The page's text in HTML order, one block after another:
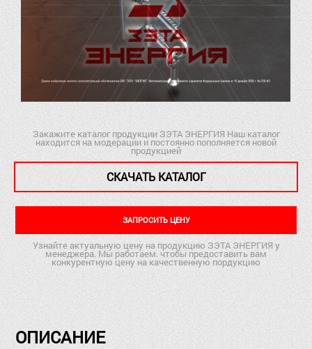
Закажите каталог продукции ЗЭТА ЭНЕРГИЯ Наш каталог
находится на модерации и постоянно пополняется новой
продукцией
СКАЧАТЬ КАТАЛОГ
ЗАПРОСИТЬ ЦЕНУ
Узнайте актуальную цену на продукцию ЗЭТА ЭНЕРГИЯ у
менеджера. Мы работаем. чтобы предоставить вам
конкурентную цену на качественную пордукцию
ОПИСАНИЕ